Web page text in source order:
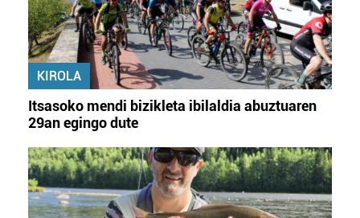
KIROLA
Itsasoko mendi bizikleta ibilaldia abuztuaren
29an egingo dute